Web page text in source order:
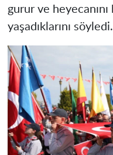
gurur ve
yaşadıklarını söyledi.